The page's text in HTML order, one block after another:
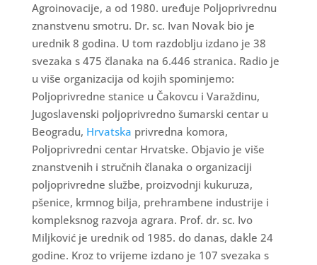
Agroinovacije, a od 1980. uređuje Poljoprivrednu
znanstvenu smotru. Dr. sc. Ivan Novak bio je
urednik 8 godina. U tom razdoblju izdano je 38
svezaka s 475 članaka na 6.446 stranica. Radio je
u više organizacija od kojih spominjemo:
Poljoprivredne stanice u Čakovcu i Varaždinu,
Jugoslavenski poljoprivredno šumarski centar u
Beogradu, Hrvatska privredna komora,
Poljoprivredni centar Hrvatske. Objavio je više
znanstvenih i stručnih članaka o organizaciji
poljoprivredne službe, proizvodnji kukuruza,
pšenice, krmnog bilja, prehrambene industrije i
kompleksnog razvoja agrara. Prof. dr. sc. Ivo
Miljković je urednik od 1985. do danas, dakle 24
godine. Kroz to vrijeme izdano je 107 svezaka s